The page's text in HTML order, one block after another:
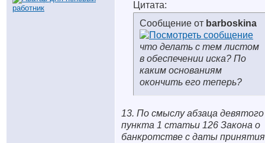
Цитата:
Сообщение от barboskina
что делать с тем листом
в обеспечении иска? По
каким основаниям
окончить его теперь?
13. По смыслу абзаца девятого
пункта 1 статьи 126 Закона о
банкротстве с даты принятия